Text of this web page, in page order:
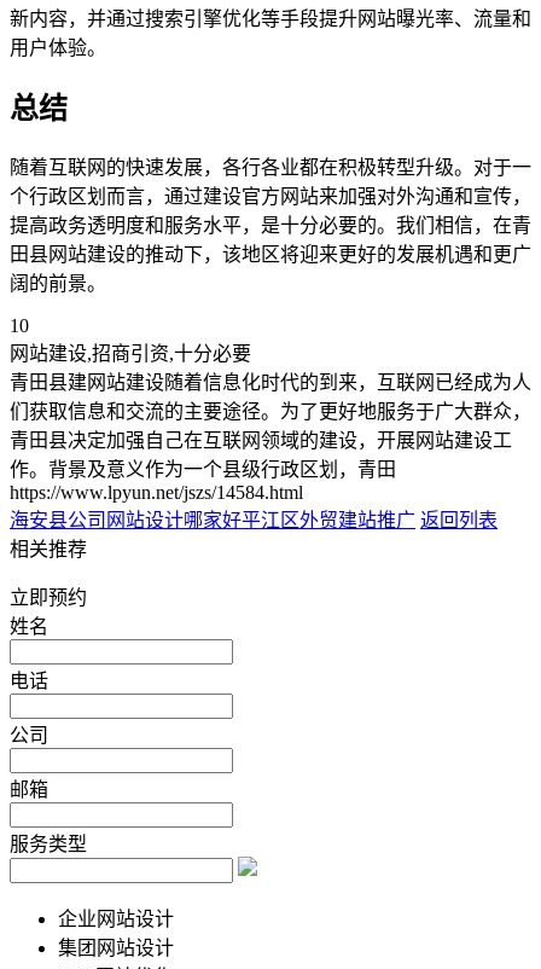
新内容，并通过搜索引擎优化等手段提升网站曝光率、流量和
用户体验。
总结
随着互联网的快速发展，各行各业都在积极转型升级。对于一
个行政区划而言，通过建设官方网站来加强对外沟通和宣传，
提高政务透明度和服务水平，是十分必要的。我们相信，在青
田县网站建设的推动下，该地区将迎来更好的发展机遇和更广
阔的前景。
10
网站建设,招商引资,十分必要
青田县建网站建设随着信息化时代的到来，互联网已经成为人
们获取信息和交流的主要途径。为了更好地服务于广大群众，
青田县决定加强自己在互联网领域的建设，开展网站建设工
作。背景及意义作为一个县级行政区划，青田
https://www.lpyun.net/jszs/14584.html
海安县公司网站设计哪家好平江区外贸建站推广 返回列表
相关推荐
立即预约
姓名
电话
公司
邮箱
服务类型
企业网站设计
集团网站设计